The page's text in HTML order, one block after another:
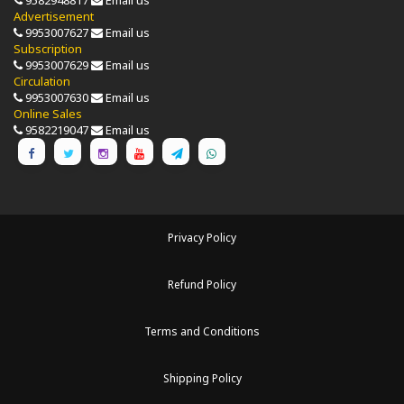
Advertisement
9953007627
Email us
Subscription
9953007629
Email us
Circulation
9953007630
Email us
Online Sales
9582219047
Email us
Privacy Policy
Refund Policy
Terms and Conditions
Shipping Policy